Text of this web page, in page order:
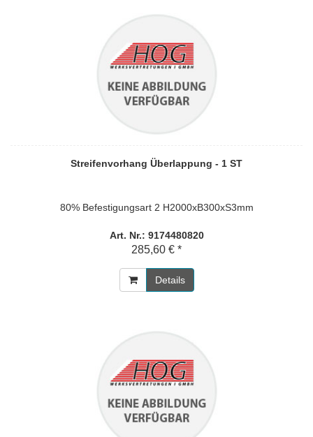
Streifenvorhang Überlappung - 1 ST
80% Befestigungsart 2 H2000xB300xS3mm
Art. Nr.: 9174480820
285,60 € *
Details